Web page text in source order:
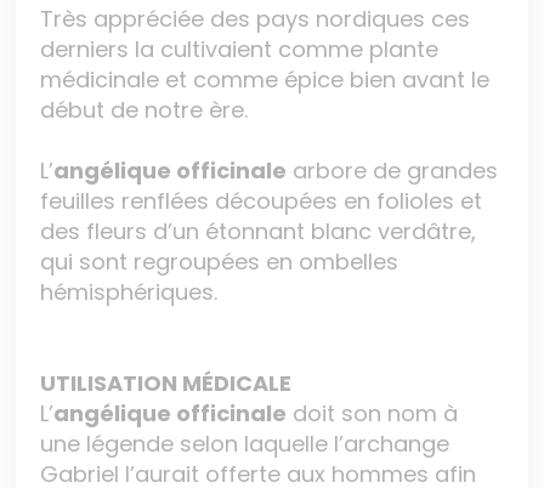
Très appréciée des pays nordiques ces
derniers la cultivaient comme plante
médicinale et comme épice bien avant le
début de notre ère.
L’angélique officinale arbore de grandes
feuilles renflées découpées en folioles et
des fleurs d’un étonnant blanc verdâtre,
qui sont regroupées en ombelles
hémisphériques.
UTILISATION MÉDICALE
L’angélique officinale doit son nom à
une légende selon laquelle l’archange
Gabriel l’aurait offerte aux hommes afin